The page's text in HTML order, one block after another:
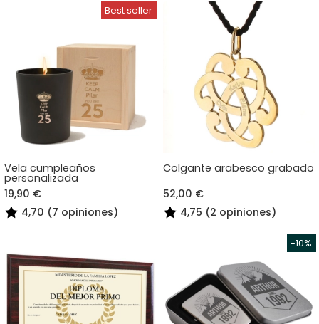
Vela cumpleaños
personalizada
19,90 €
4,70 (7 opiniones)
Colgante arabesco grabado
52,00 €
4,75 (2 opiniones)